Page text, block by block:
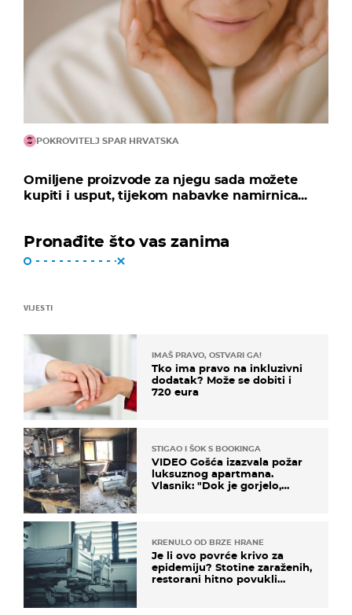
POKROVITELJ SPAR HRVATSKA
Omiljene proizvode za njegu sada možete
kupiti i usput, tijekom nabavke namirnica...
Pronađite što vas zanima
VIJESTI
IMAŠ PRAVO, OSTVARI GA!
Tko ima pravo na inkluzivni
dodatak? Može se dobiti i
720 eura
STIGAO I ŠOK S BOOKINGA
VIDEO Gošća izazvala požar
luksuznog apartmana.
Vlasnik: "Dok je gorjelo,
KRENULO OD BRZE HRANE
Je li ovo povrće krivo za
epidemiju? Stotine zaraženih,
restorani hitno povukli